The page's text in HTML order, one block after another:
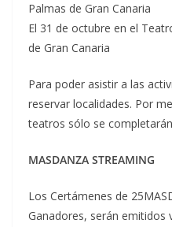
Palmas de Gran Canaria
El 31 de octubre en el
de Gran Canaria
Para poder asistir a las
reservar localidades. Por
teatros sólo se
MASDANZA STREAMING
Los Certámenes de
Ganadores, serán emitidos